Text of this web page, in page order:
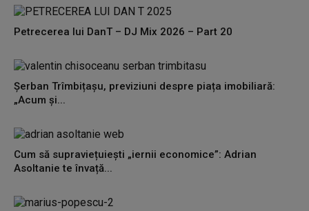
Petrecerea lui DanT – DJ Mix 2026 – Part 20
Șerban Trîmbițașu, previziuni despre piața imobiliară:
„Acum și...
Cum să supraviețuiești „iernii economice”: Adrian
Asoltanie te învață...